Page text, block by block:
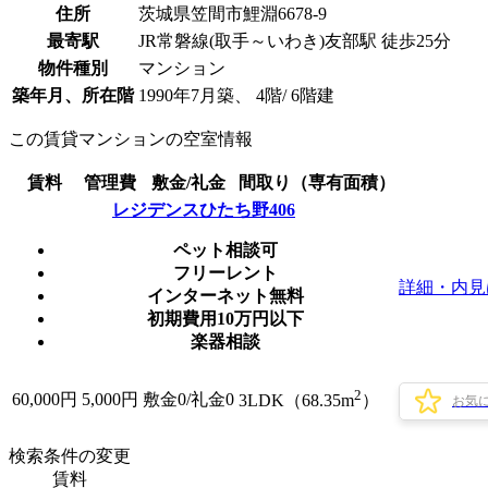
住所
茨城県笠間市鯉淵6678-9
最寄駅
JR常磐線(取手～いわき)友部駅 徒歩25分
物件種別
マンション
築年月、所在階 1990年7月築、 4階/ 6階建
この賃貸マンションの空室情報
賃料 管理費 敷金/礼金
間取り（専有面積）
レジデンスひたち野406
ペット相談可
フリーレント
インターネット無料
初期費用10万円以下
楽器相談
詳細・内
60,000円 5,000円 敷金0/礼金0 3LDK（68.35m2 ） お気
検索条件の変更
賃料